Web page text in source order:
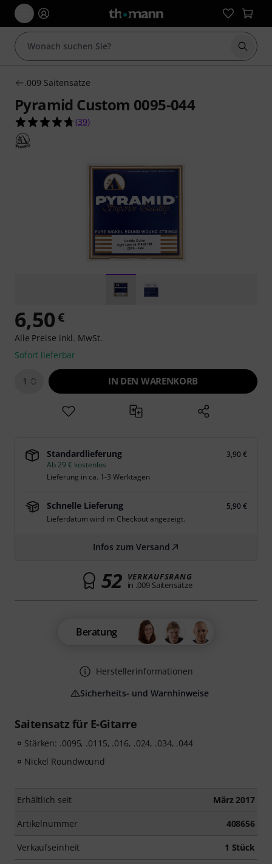
Suche
.009 Saitensätze
Pyramid Custom 0095-044
4.7 von 5 Sternen aus 39 Kundenbewertungen
(39)
Saitensatz für E-Gitarre
Stärken: .0095, .0115, .016, .024, .034, .044
Nickel Roundwound
Erhältlich seit März 2017
Artikelnummer 408656
Verkaufseinheit 1 Stück
6,50€
Alle Preise inkl. MwSt.
Sofort lieferbar
1 IN DEN WARENKORB
Standardlieferung
3,90 €
Ab 29 € kostenlos
Lieferung in ca. 1-3 Werktagen
Schnelle Lieferung
5,90 €
Lieferdatum wird im Checkout angezeigt.
Infos zum Versand
52 VERKAUFSRANG
in .009 Saitensätze
Beratung
Herstellerinformationen
Sicherheits- und Warnhinweise